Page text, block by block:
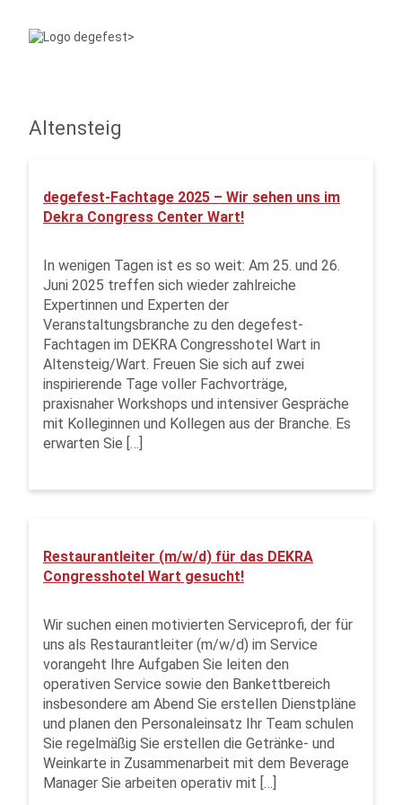
Altensteig
degefest-Fachtage 2025 – Wir sehen uns im
Dekra Congress Center Wart!
In wenigen Tagen ist es so weit: Am 25. und 26.
Juni 2025 treffen sich wieder zahlreiche
Expertinnen und Experten der
Veranstaltungsbranche zu den degefest-
Fachtagen im DEKRA Congresshotel Wart in
Altensteig/Wart. Freuen Sie sich auf zwei
inspirierende Tage voller Fachvorträge,
praxisnaher Workshops und intensiver Gespräche
mit Kolleginnen und Kollegen aus der Branche. Es
erwarten Sie […]
Restaurantleiter (m/w/d) für das DEKRA
Congresshotel Wart gesucht!
Wir suchen einen motivierten Serviceprofi, der für
uns als Restaurantleiter (m/w/d) im Service
vorangeht Ihre Aufgaben Sie leiten den
operativen Service sowie den Bankettbereich
insbesondere am Abend Sie erstellen Dienstpläne
und planen den Personaleinsatz Ihr Team schulen
Sie regelmäßig Sie erstellen die Getränke- und
Weinkarte in Zusammenarbeit mit dem Beverage
Manager Sie arbeiten operativ mit […]